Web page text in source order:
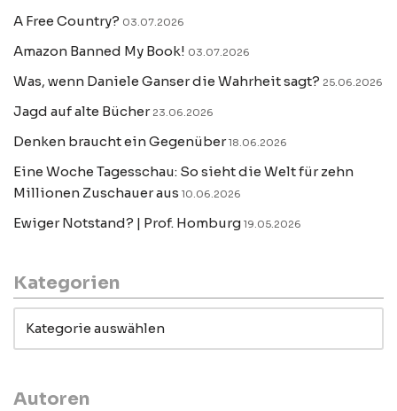
A Free Country? 03.07.2026
Amazon Banned My Book! 03.07.2026
Was, wenn Daniele Ganser die Wahrheit sagt? 25.06.2026
Jagd auf alte Bücher 23.06.2026
Denken braucht ein Gegenüber 18.06.2026
Eine Woche Tagesschau: So sieht die Welt für zehn
Millionen Zuschauer aus 10.06.2026
Ewiger Notstand? | Prof. Homburg 19.05.2026
Kategorien
Autoren